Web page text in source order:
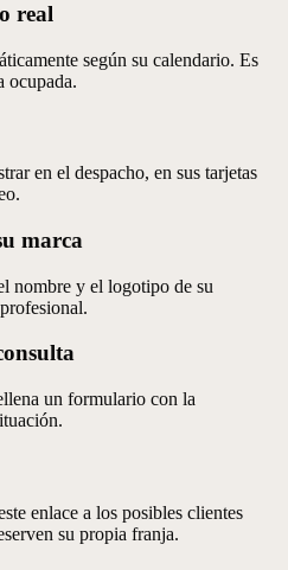
real
según su calendario. Es
ocupada.
en el despacho, en sus tarjetas
marca
nombre y el logotipo de su
un formulario con la
enlace a los posibles clientes
su propia franja.